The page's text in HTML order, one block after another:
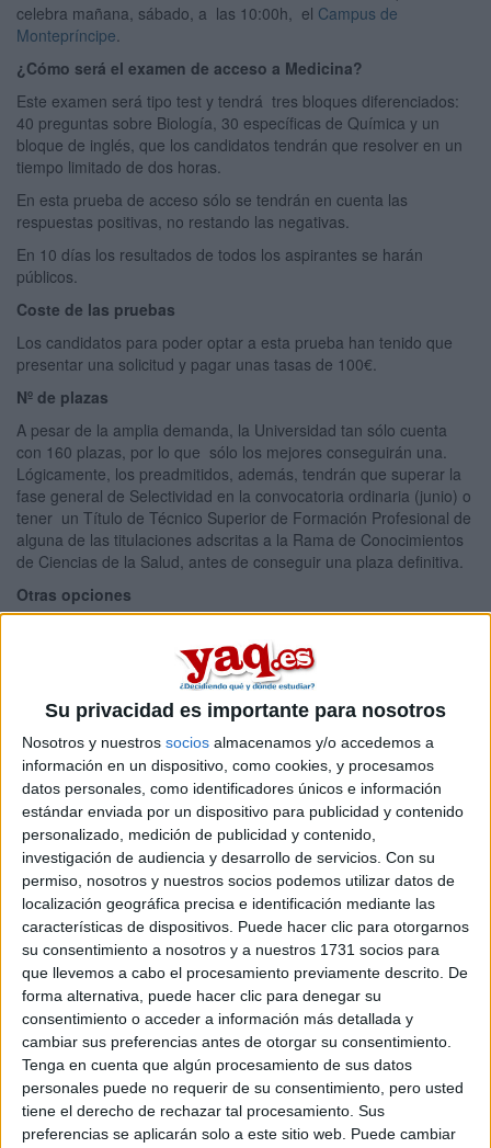
Su privacidad es importante para nosotros
Nosotros y nuestros socios almacenamos y/o accedemos a
información en un dispositivo, como cookies, y procesamos
datos personales, como identificadores únicos e información
estándar enviada por un dispositivo para publicidad y contenido
personalizado, medición de publicidad y contenido,
investigación de audiencia y desarrollo de servicios. Con su
permiso, nosotros y nuestros socios podemos utilizar datos de
localización geográfica precisa e identificación mediante las
características de dispositivos. Puede hacer clic para otorgarnos
su consentimiento a nosotros y a nuestros 1731 socios para
que llevemos a cabo el procesamiento previamente descrito. De
forma alternativa, puede hacer clic para denegar su
consentimiento o acceder a información más detallada y
cambiar sus preferencias antes de otorgar su consentimiento.
Tenga en cuenta que algún procesamiento de sus datos
personales puede no requerir de su consentimiento, pero usted
tiene el derecho de rechazar tal procesamiento. Sus
preferencias se aplicarán solo a este sitio web. Puede cambiar
celebra mañana, sábado, a las 10:00h, el Campus de
Montepríncipe
¿Cómo será el examen de acceso a Medicina?
Este examen será tipo test y tendrá tres bloques diferenciados:
40 preguntas sobre Biología, 30 específicas de Química y un
bloque de inglés, que los candidatos tendrán que resolver en un
tiempo limitado de dos horas.
En esta prueba de acceso sólo se tendrán en cuenta las
respuestas positivas, no restando las negativas.
En 10 días los resultados de todos los aspirantes se harán
públicos.
Coste de las pruebas
Los candidatos para poder optar a esta prueba han tenido que
presentar una solicitud y pagar unas tasas de 100€.
Nº de plazas
A pesar de la amplia demanda, la Universidad tan sólo cuenta
con 160 plazas, por lo que sólo los mejores conseguirán una.
Lógicamente, los preadmitidos, además, tendrán que superar la
fase general de Selectividad en la convocatoria ordinaria (junio) o
tener un Título de Técnico Superior de Formación Profesional de
alguna de las titulaciones adscritas a la Rama de Conocimientos
de Ciencias de la Salud, antes de conseguir una plaza definitiva.
Otras opciones
listado completo con todas las
universidades que ofrecen Medicina . ¡La oferta es enorme!
Además, hemos preparado un completo reportaje con diferentes
estrategias que puedes seguir para conseguir tu plaza en
Medicinaque quieres. ¡Buena suerte!
Artículos recomendados
Lista de Espera de la Universidad - Qué
significa y qué hacer para poder ser admitido